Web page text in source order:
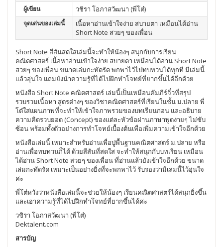
ผู้เขียน วชิรา โอภาสวัฒนา (พี่โต๋)
จุดเด่นของเล่มนี้
เนื้อหาอ่านเข้าใจง่าย สบายตา เหมือนได้อ่าน
Short Note สวยๆ ของเพื่อน
Short Note สีสันสดใสเล่มนี้จะทำให้น้องๆ สนุกกับการเรียน
คณิตศาสตร์ เนื้อหาอ่านเข้าใจง่าย สบายตา เหมือนได้อ่าน Short Note
สวยๆ ของเพื่อน ขนาดเล่มกะทัดรัด พกพาไว้ไปทบทวนได้ทุกที่ มีเล่มนี้
แล้วอุ่นใจ แถมยังนำความรู้ที่ได้ไปฝึกทำโจทย์ที่ยากขึ้นได้อีกด้วย
หนังสือ Short Note คณิตศาสตร์ เล่มนี้เป็นเหมือนคัมภีร์จิ๋วที่สรุป
รวบรวมเนื้อหา สูตรต่างๆ ของวิชาคณิตศาสตร์ที่เรียนในชั้น ม.ปลาย พี่
โต๋ใส่แผนภาพที่จะทำให้เข้าใจภาพรวมของบทเรียนก่อน และอธิบาย
ความคิดรวบยอด (Concept) ของแต่ละหัวข้อผ่านภาษาพูดง่ายๆ ไม่ซับ
ซ้อน พร้อมทั้งตัวอย่างการทำโจทย์เบื้องต้นเพื่อเพิ่มความเข้าใจอีกด้วย
หนังสือเล่มนี้ เหมาะสำหรับอ่านเพื่อปูพื้นฐานคณิตศาสตร์ ม.ปลาย หรือ
อ่านเพื่อทบทวนก็ได้ ด้วยสีสันที่สดใส จะทำให้สนุกกับบทเรียน เหมือน
ได้อ่าน Short Note สวยๆ ของเพื่อน ที่อ่านแล้วยังเข้าใจอีกด้วย ขนาด
เล่มกะทัดรัด เหมาะเป็นอย่างยิ่งที่จะพกพาไว้ รับรองว่ามีเล่มนี้ไว้อุ่นใจ
ค่ะ
พี่โต๋หวังว่าหนังสือเล่มนี้จะช่วยให้น้องๆ เรียนคณิตศาสตร์ได้สนุกยิ่งขึ้น
และเอาความรู้ที่ได้ไปฝึกทำโจทย์ที่ยากขึ้นได้ค่ะ
วชิรา โอภาสวัฒนา (พี่โต๋)
Dektalent.com
สารบัญ